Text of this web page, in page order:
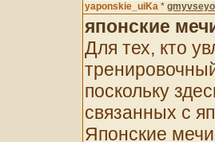
yaponskie_uiKa *
японские
Для тех, кто
поскольку
связанных с
Японские